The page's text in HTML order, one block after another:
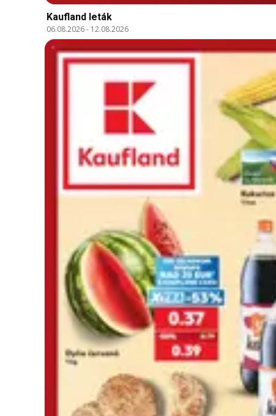
Kaufland leták
06.08.2026- 12.08.2026